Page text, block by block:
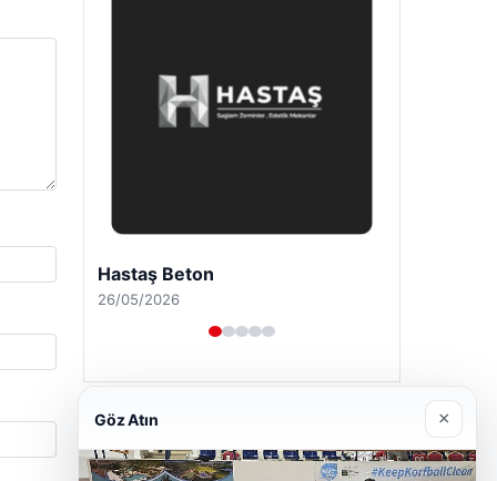
Hastaş Beton
26/05/2026
Göz Atın ×